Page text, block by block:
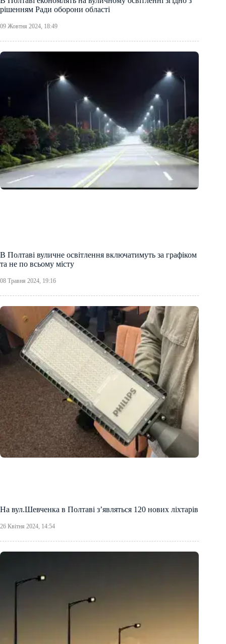
рішенням Ради оборони області
09 Жовтня 2024, 18:49
В Полтаві вуличне освітлення включатимуть за графіком
та не по всьому місту
08 Травня 2024, 19:16
На вул.Шевченка в Полтаві з’являться 120 нових ліхтарів
26 Квітня 2024, 14:54